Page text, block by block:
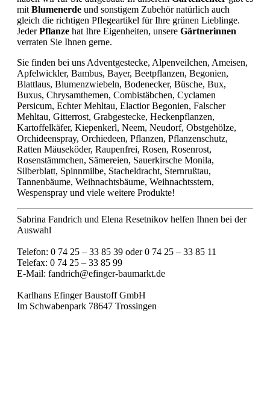
mit Blumenerde und sonstigem Zubehör natürlich auch
gleich die richtigen Pflegeartikel für Ihre grünen Lieblinge.
JederPflanze hat Ihre Eigenheiten, unsere Gärtnerinnen
verraten Sie Ihnen gerne.
Sie finden bei uns Adventgestecke, Alpenveilchen, Ameisen,
Apfelwickler, Bambus, Bayer, Beetpflanzen, Begonien,
Blattlaus, Blumenzwiebeln, Bodenecker, Büsche, Bux,
Buxus, Chrysamthemen, Combistäbchen, Cyclamen
Persicum, Echter Mehltau, Elactior Begonien, Falscher
Mehltau, Gitterrost, Grabgestecke, Heckenpflanzen,
Kartoffelkäfer, Kiepenkerl, Neem, Neudorf, Obstgehölze,
Orchideenspray, Orchiedeen, Pflanzen, Pflanzenschutz,
Ratten Mäuseköder, Raupenfrei, Rosen, Rosenrost,
Rosenstämmchen, Sämereien, Sauerkirsche Monila,
Silberblatt, Spinnmilbe, Stacheldracht, Sternrußtau,
Tannenbäume, Weihnachtsbäume, Weihnachtsstern,
Wespenspray und viele weitere Produkte!
Sabrina Fandrich und Elena Resetnikov helfen Ihnen bei der
Auswahl
Telefon: 0 74 25 – 33 85 39 oder 0 74 25 – 33 85 11
Telefax: 0 74 25 – 33 85 99
E-Mail: fandrich@efinger-baumarkt.de
Karlhans Efinger Baustoff GmbH
Im Schwabenpark 78647 Trossingen